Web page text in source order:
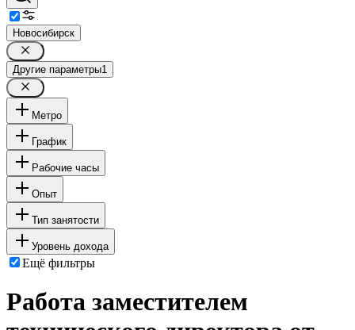
Новосибирск
Другие параметры1
Метро
График
Рабочие часы
Опыт
Тип занятости
Уровень дохода
Ещё фильтры
Работа заместителем